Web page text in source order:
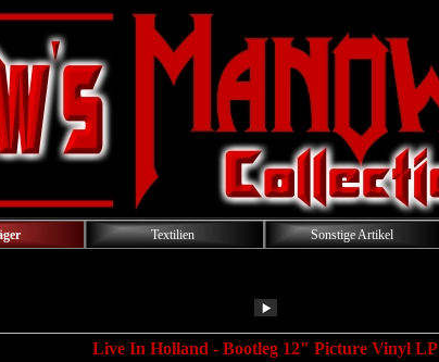
Textilien Sonstige Artikel
Live In Holland - Bootleg 12" Picture Vinyl LP